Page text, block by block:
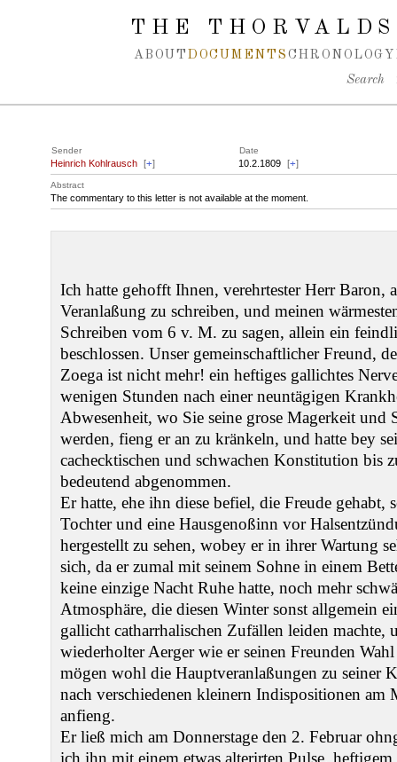
Spring navigation over
THE
ABOUT DOCUMENTS CHRONOLOGY
Search
Sender Date
Heinrich Kohlrausch [+] 10.2.1809 [+]
Abstract
The commentary to this letter is not available at the moment.
Ich hatte gehofft Ihnen, verehrtester Herr Baron,
Veranlaßung zu schreiben, und meinen
Schreiben vom 6 v. M. zu sagen, allein ein
beschlossen. Unser gemeinschaftlicher Freund,
Zoega ist nicht mehr! ein heftiges gallichtes
wenigen Stunden nach einer neuntägigen
Abwesenheit, wo Sie seine grose Magerkeit und
werden, fieng er an zu kränkeln, und hatte bey
cachecktischen und schwachen Konstitution bis
bedeutend abgenommen.
Er hatte, ehe ihn diese befiel, die Freude gehabt,
Tochter und eine Hausgenoßinn vor
hergestellt zu sehen, wobey er in ihrer Wartung
sich, da er zumal mit seinem Sohne in einem
keine einzige Nacht Ruhe hatte, noch mehr
Atmosphäre, die diesen Winter sonst allgemein
gallicht catharrhalischen Zufällen leiden machte,
wiederholter Aerger wie er seinen Freunden
mögen wohl die Hauptveranlaßungen zu seiner
nach verschiedenen kleinern Indispositionen am
anfieng.
Er ließ mich am Donnerstage den 2. Februar
ich ihn mit einem etwas alterirten Pulse,